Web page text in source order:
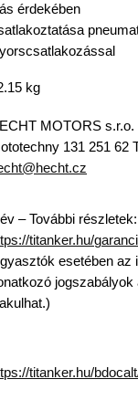
érdekében
kg
MOTORS s.r.o.
131 251 62
– További részletek:
titanker.hu/
esetében az
jogszabályok
titanker.hu/